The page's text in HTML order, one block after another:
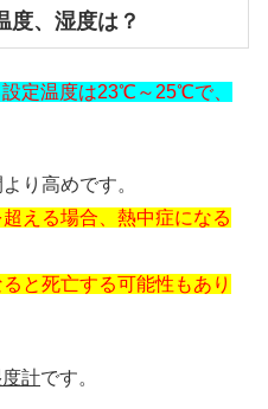
度、湿度は？
定温度は23℃～25℃で、
り高めです。
える場合、熱中症になる
と死亡する可能性もあり
計です。